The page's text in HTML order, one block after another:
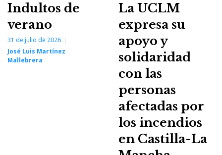
Indultos de
verano
31 de julio de 2026
José Luis Martínez
Mallebrera
La UCLM
expresa su
apoyo y
solidaridad
con las
personas
afectadas por
los incendios
en Castilla-La